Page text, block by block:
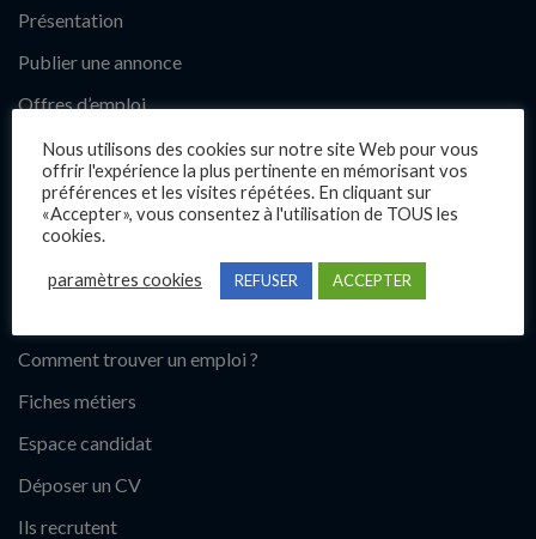
Présentation
Publier une annonce
Offres d’emploi
Questions fréquentes
Blog
Contact
Comment trouver un emploi ?
Fiches métiers
Espace candidat
Déposer un CV
Ils recrutent
Nous utilisons des cookies sur notre site Web pour vous
offrir l'expérience la plus pertinente en mémorisant vos
préférences et les visites répétées. En cliquant sur
«Accepter», vous consentez à l'utilisation de TOUS les
cookies.
paramètres cookies REFUSER ACCEPTER